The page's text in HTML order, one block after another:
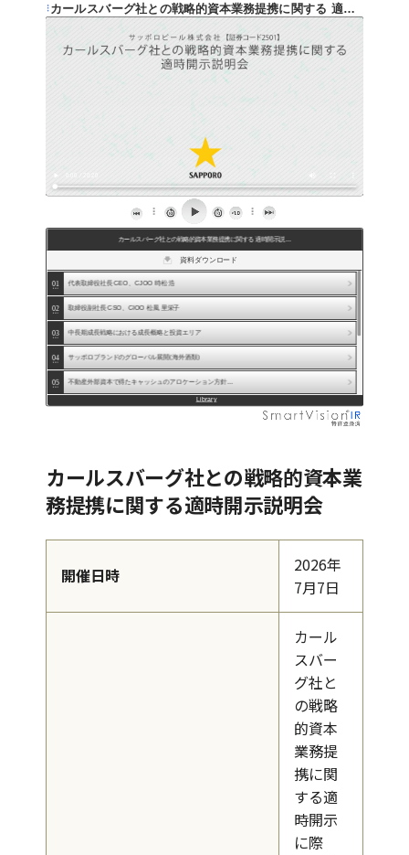
カールスバーグ社との戦略的資本業務提携に関する 適時開示説明会
カールスバーグ社との戦略的資本業務提携に関す…
不動産事業への外部資本導入適時開示説明会
国内酒類事業 事業戦略説明会
カールスバーグ社との戦略的資本業務提携に関する 適時開示説…
資料ダウンロード
01 代表取締役社長 CEO、CJOO 時松 浩
02 取締役副社長 CSO、CIOO 松風 里栄子
03 中長期成長戦略における成長概略と投資エリア
04 サッポロブランドのグローバル展開(海外酒類)
05 不動産外部資本で得たキャッシュのアロケーション方針…
06 本件概要(全体像)
09 本件の戦略的意義
Library
カールスバーグ社との戦略的資本業
務提携に関する適時開示説明会
開催日時
2026年
7月7日
カール
スバー
グ社と
の戦略
的資本
業務提
携に関
する適
時開示
に際